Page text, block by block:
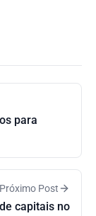
para
Próximo Post
capitais no